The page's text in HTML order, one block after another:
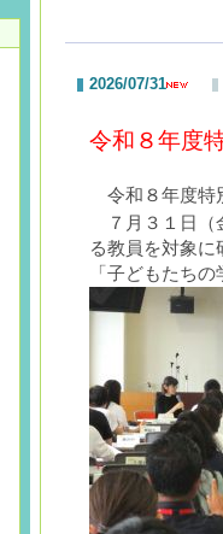
2026/07/31
令和８年度
令和８年度特
７月３１日
る教員を対象
「子どもたち